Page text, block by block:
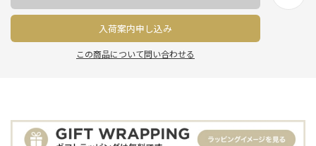
入荷案内申し込み
この商品について問い合わせる